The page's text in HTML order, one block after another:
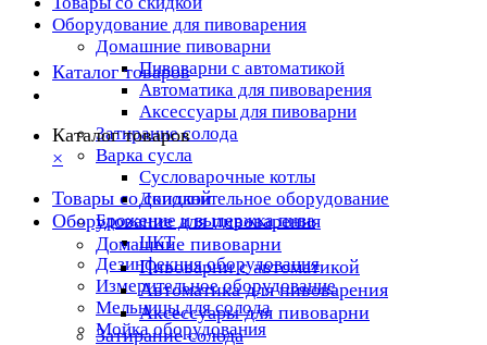
Оборудование для пивоварения
Домашние пивоварни
Пивоварни с автоматикой
Автоматика для пивоварения
Аксессуары для пивоварни
Затирание солода
Варка сусла
Cусловарочные котлы
Дополнительное оборудование
Брожение и выдержка пива
ЦКТ
Дезинфекция оборудования
Измерительное оборудование
Мельницы для солода
Мойка оборудования
Каталог товаров
Каталог товаров
×
Товары со скидкой
Оборудование для пивоварения
Домашние пивоварни
Пивоварни с автоматикой
Автоматика для пивоварения
Аксессуары для пивоварни
Затирание солода